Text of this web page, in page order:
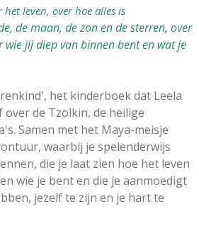
leven, over hoe alles is
de maan, de zon en de sterren, over
wie jij diep van binnen bent en wat je
het kinderboek dat Leela
over de Tzolkin, de heilige
Samen met het Maya-meisje
waarbij je spelenderwijs
die je laat zien hoe het leven
wie je bent en die je aanmoedigt
jezelf te zijn en je hart te